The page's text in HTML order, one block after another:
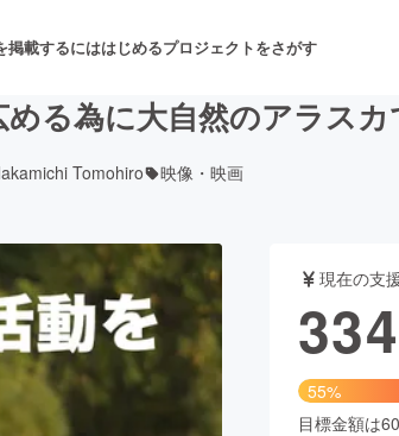
掲載するにははじめるプロジェクトをさがす
舞台・パフォーマンス
発 フード・飲食店
る為に大自然のアラスカ
Tomohiro 映像・映画
現在の支
55%
目標金額は